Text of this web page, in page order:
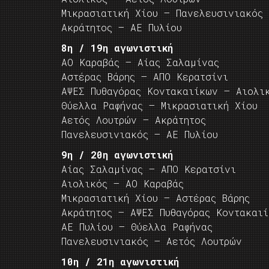
Μικρασιατική Χίου – Πανελευσινιακός
Ακράτητος – ΑΕ Πυλίου
8η / 19η αγωνιστική
ΑΟ Καραβάς – Αίας Σαλαμίνας
Αστέρας Βάρης – ΑΠΟ Κερατσίνι
ΑΨΕΣ Πυθαγόρας Κοντακαιίκων –
Θύελλα Ραφήνας – Μικρασιατική Χίου
Αετός Λουτρών – Ακράτητος
Πανελευσινιακός – ΑΕ Πυλίου
9η / 20η αγωνιστική
Αίας Σαλαμίνας – ΑΠΟ Κερατσίνι
Αιολικός – ΑΟ Καραβάς
Μικρασιατική Χίου – Αστέρας Βάρης
Ακράτητος – ΑΨΕΣ Πυθαγόρας
ΑΕ Πυλίου – Θύελλα Ραφήνας
Πανελευσινιακός – Αετός Λουτρών
10η / 21η αγωνιστική